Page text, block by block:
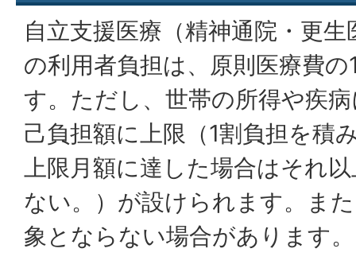
自立支援医療（精神通院・更
の利用者負担は、原則医療費
す。ただし、世帯の所得や疾
己負担額に上限（1割負担を積
上限月額に達した場合はそれ
ない。）が設けられます。ま
象とならない場合があります。